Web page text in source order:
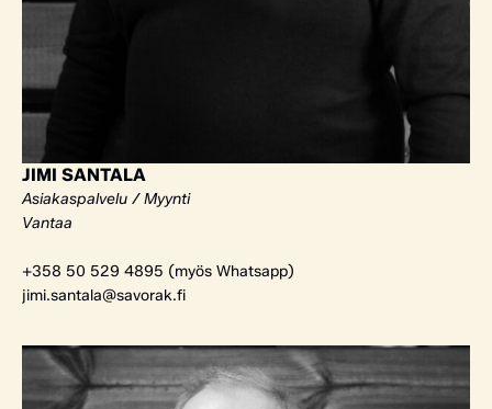
JIMI SANTALA
Asiakaspalvelu / Myynti
Vantaa
+358 50 529 4895 (myös Whatsapp)
jimi.santala@savorak.fi